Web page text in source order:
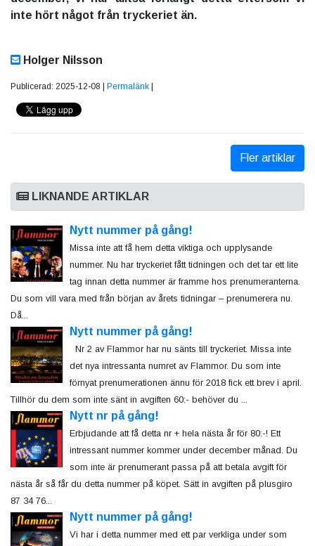
inte hört något från tryckeriet än.
Holger Nilsson
Publicerad: 2025-12-08 | Permalänk
Fler artiklar
LIKNANDE ARTIKLAR
Nytt nummer på gång!
Missa inte att få hem detta viktiga och upplysande
nummer. Nu har tryckeriet fått tidningen och det tar ett lite
tag innan detta nummer är framme hos prenumeranterna.
Du som vill vara med från början av årets tidningar – prenumerera nu.
Då...
Nytt nummer på gång!
Nr 2 av Flammor har nu sänts till tryckeriet. Missa inte
det nya intressanta numret av Flammor. Du som inte
förnyat prenumerationen ännu för 2018 fick ett brev i april.
Tillhör du dem som inte sänt in avgiften 60:- behöver du ...
Nytt nr på gång!
Erbjudande att få detta nr + hela nästa år för 80:-! Ett
intressant nummer kommer under december månad. Du
som inte är prenumerant passa på att betala avgift för
nästa år så får du detta nummer på köpet. Sätt in avgiften på plusgiro
87 34 76...
Nytt nummer på gång!
Vi har i detta nummer med ett par verkliga under som